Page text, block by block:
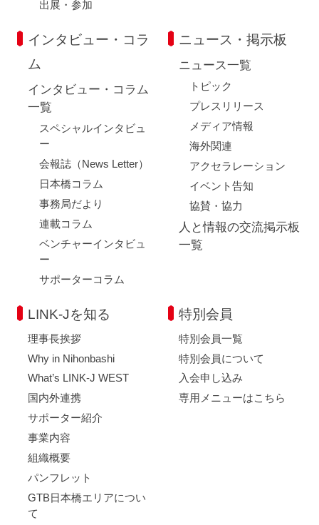
出展・参加
インタビュー・コラ
ム
インタビュー・コラム
一覧
スペシャルインタビュ
ー
会報誌（News Letter）
日本橋コラム
事務局だより
連載コラム
ベンチャーインタビュ
ー
サポーターコラム
ニュース・掲示板
ニュース一覧
トピック
プレスリリース
メディア情報
海外関連
アクセラレーション
イベント告知
協賛・協力
人と情報の交流掲示板
一覧
LINK-Jを知る
理事長挨拶
Why in Nihonbashi
What’s LINK-J WEST
国内外連携
サポーター紹介
事業内容
組織概要
パンフレット
GTB日本橋エリアについ
て
特別会員
特別会員一覧
特別会員について
入会申し込み
専用メニューはこちら